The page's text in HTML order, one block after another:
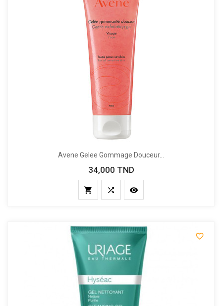
Avene Gelee Gommage Douceur...
Prix
34,000 TND
  
